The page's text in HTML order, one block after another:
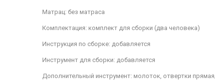
Матрац: без матраса
Комплектация: комплект для сборки (два человека)
Инструкция по сборке: добавляется
Инструмент для сборки: добавляется
Дополнительный инструмент: молоток, отвертки